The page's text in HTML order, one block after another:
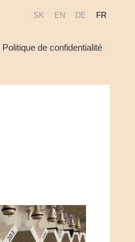
Politique de confidentialité
SK EN DE FR